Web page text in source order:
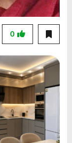
0